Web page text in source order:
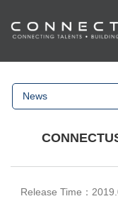
News
Release Time：